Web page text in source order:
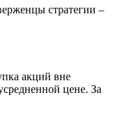
стратегии –
акций вне
цене. За